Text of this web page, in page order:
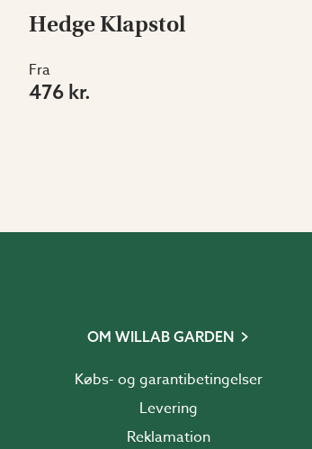
Hedge Klapstol
Fra
476 kr.
OM WILLAB GARDEN
Købs- og garantibetingelser
Levering
Reklamation